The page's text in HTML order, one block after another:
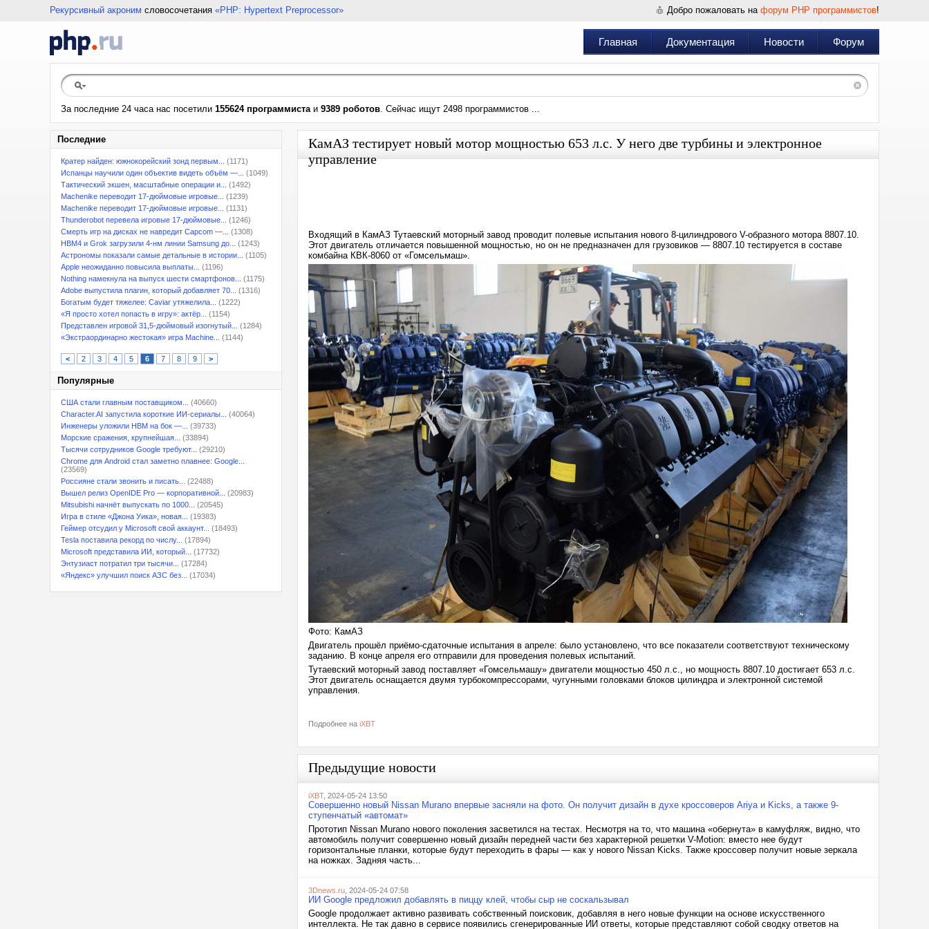
Рекурсивный акроним словосочетания «PHP: Hypertext Preprocessor» Добро пожаловать на форум PHP программистов!
Главная Документация Новости Форум
За последние 24 часа нас посетили 155624 программистаи 9389 роботов. Сейчас ищут 2498 программистов ...
Последние
Кратер найден: южнокорейский зонд первым...
(1171)
Испанцы научили один объектив видеть объём —...
(1049)
Тактический экшен, масштабные операции и...
(1492)
Machenike переводит 17-дюймовые игровые...
(1239)
Machenike переводит 17-дюймовые игровые...
(1131)
Thunderobot перевела игровые 17-дюймовые...
(1246)
Смерть игр на дисках не навредит Capcom —...
(1308)
HBM4 и Grok загрузили 4-нм линии Samsung до...
(1243)
Астрономы показали самые детальные в истории...
(1105)
Apple неожиданно повысила выплаты...
(1196)
Nothing намекнула на выпуск шести смартфонов...
(1175)
Adobe выпустила плагин, который добавляет 70...
(1316)
Богатым будет тяжелее: Caviar утяжелила...
(1222)
«Я просто хотел попасть в игру»: актёр...
(1154)
Представлен игровой 31,5-дюймовый изогнутый...
(1284)
«Экстраординарно жестокая» игра Machine...
(1144)
< 2 3 4 5 6 7 8 9 >
Популярные
США стали главным поставщиком...
(40660)
Character.AI запустила короткие ИИ-сериалы...
(40064)
Инженеры уложили HBM на бок —...
(39733)
Морские сражения, крупнейшая...
(33894)
Тысячи сотрудников Google требуют...
(29210)
Chrome для Android стал заметно плавнее: Google...
(23569)
Россияне стали звонить и писать...
(22488)
Вышел релиз OpenIDE Pro — корпоративной...
(20983)
Mitsubishi начнёт выпускать по 1000...
(20545)
Игра в стиле «Джона Уика», новая...
(19383)
Геймер отсудил у Microsoft свой аккаунт...
(18493)
Tesla поставила рекорд по числу...
(17894)
Microsoft представила ИИ, который...
(17732)
Энтузиаст потратил три тысячи...
(17284)
«Яндекс» улучшил поиск АЗС без...
(17034)
КамАЗ тестирует новый мотор мощностью 653 л.с. У него две турбины и электронное
управление
Входящий в КамАЗ Тутаевский моторный завод проводит полевые испытания нового 8-цилиндрового V-образного мотора 8807.10.
Этот двигатель отличается повышенной мощностью, но он не предназначен для грузовиков — 8807.10 тестируется в составе
комбайна КВК-8060 от «Гомсельмаш».
Фото: КамАЗ
Двигатель прошёл приёмо-сдаточные испытания в апреле: было установлено, что все показатели соответствуют техническому
заданию. В конце апреля его отправили для проведения полевых испытаний.
Тутаевский моторный завод поставляет «Гомсельмашу» двигатели мощностью 450 л.с., но мощность 8807.10 достигает 653 л.с.
Этот двигатель оснащается двумя турбокомпрессорами, чугунными головками блоков цилиндра и электронной системой
управления.
Подробнее на iXBT
Предыдущие новости
iXBT, 2024-05-24 13:50
Совершенно новый Nissan Murano впервые засняли на фото. Он получит дизайн в духе кроссоверов Ariya и Kicks, а также 9-
ступенчатый «автомат»
Прототип Nissan Murano нового поколения засветился на тестах. Несмотря на то, что машина «обернута» в камуфляж, видно, что
автомобиль получит совершенно новый дизайн передней части без характерной решетки V-Motion: вместо нее будут
горизонтальные планки, которые будут переходить в фары — как у нового Nissan Kicks. Также кроссовер получит новые зеркала
на ножках. Задняя часть...
3Dnews.ru , 2024-05-24 07:58
ИИ Google предложил добавлять в пиццу клей, чтобы сыр не соскальзывал
Google продолжает активно развивать собственный поисковик, добавляя в него новые функции на основе искусственного
интеллекта. Не так давно в сервисе появились сгенерированные ИИ ответы, которые представляют собой сводку ответов на